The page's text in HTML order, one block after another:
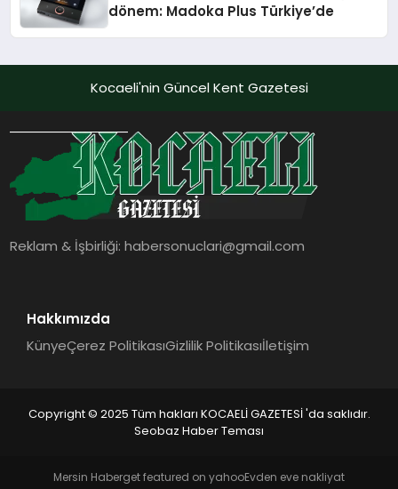
dönem: Madoka Plus Türkiye’de
Kocaeli'nin Güncel Kent Gazetesi
Reklam & İşbirliği:habersonuclari@gmail.com
Hakkımızda
KünyeÇerez PolitikasıGizlilik Politikasıİletişim
Copyright © 2025 Tüm hakları KOCAELİ GAZETESİ 'da saklıdır.
Seobaz Haber Teması
Mersin Haberget featured on yahooEvden eve nakliyat